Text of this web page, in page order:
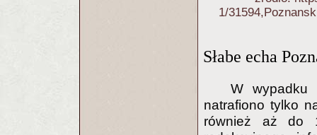
1/
Słabe echa
W wypadku
natrafiono tylko
również aż do